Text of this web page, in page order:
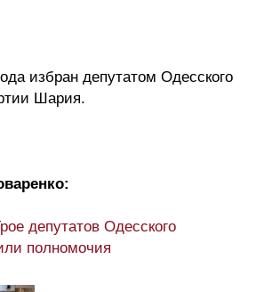
избран депутатом Одесского
Шария.
депутатов Одесского
полномочия